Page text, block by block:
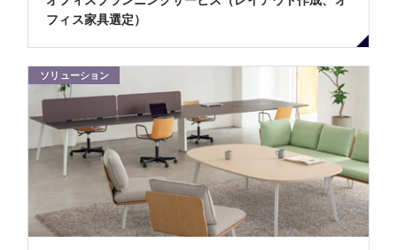
フィス家具選定）
ソリューション